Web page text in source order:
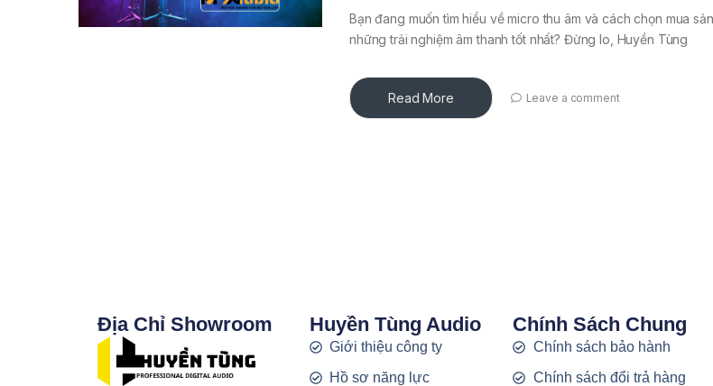
Bạn đang muốn tìm hiểu về micro thu âm và cách chọn mua
những trải nghiệm âm thanh tốt nhất? Đừng lo, Huyền Tùng
Read More Leave a comment
Địa Chỉ Showroom Huyền Tùng Audio
Giới thiệu công ty
Hồ sơ năng lực
Chính Sách Chung
Chính sách bảo hành
Chính sách đổi trả hàng